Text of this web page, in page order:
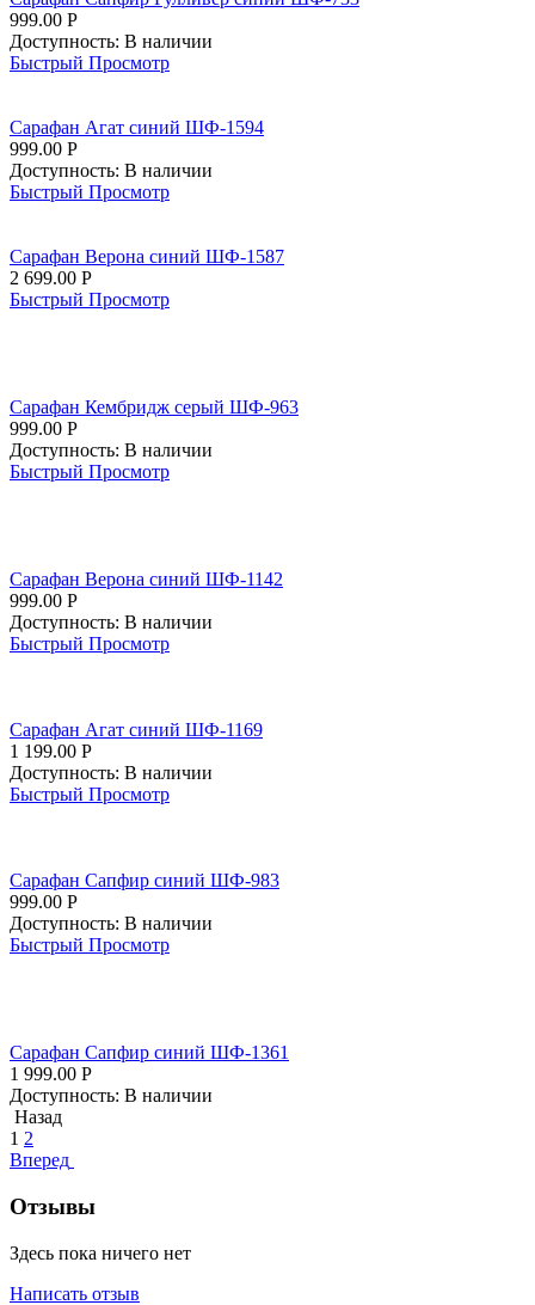
999.00 Р
Доступность: В наличии
Быстрый Просмотр
Сарафан Агат синий ШФ-1594
999.00 Р
Доступность: В наличии
Быстрый Просмотр
Сарафан Верона синий ШФ-1587
2 699.00 Р
Быстрый Просмотр
Сарафан Кембридж серый ШФ-963
999.00 Р
Доступность: В наличии
Быстрый Просмотр
Сарафан Верона синий ШФ-1142
999.00 Р
Доступность: В наличии
Быстрый Просмотр
Сарафан Агат синий ШФ-1169
1 199.00 Р
Доступность: В наличии
Быстрый Просмотр
Сарафан Сапфир синий ШФ-983
999.00 Р
Доступность: В наличии
Быстрый Просмотр
Сарафан Сапфир синий ШФ-1361
1 999.00 Р
Доступность: В наличии
Назад
1 2
Вперед
Отзывы
Здесь пока ничего нет
Написать отзыв